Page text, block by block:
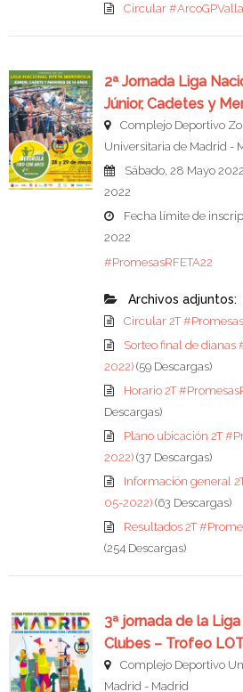
Circular
2ª Jornada Liga
Júnior, Cadetes y
Complejo Deportivo
Universitaria de Madrid -
Sábado, 28 Mayo
2022
Fecha límite de
2022
#PromesasRFETA22
Archivos adjuntos:
Circular 2T
Sorteo final de dianas
2022) (59 Descargas)
Horario 2T
Descargas)
Plano ubicación 2T
2022) (37 Descargas)
Información general
05-2022) (63 Descargas)
Resultados 2T
(254 Descargas)
3ª jornada de la
Clubes – Trofeo
Complejo Deportivo
Madrid - Madrid